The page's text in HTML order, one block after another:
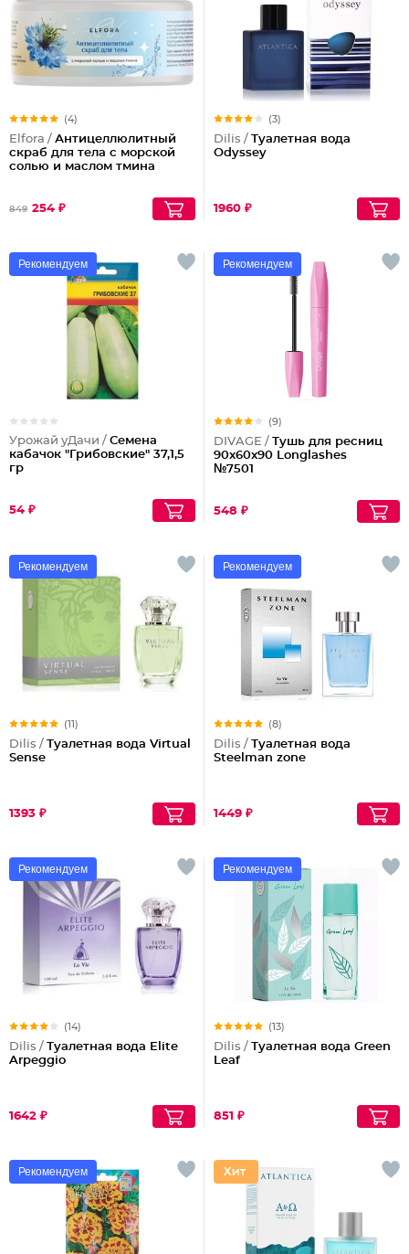
(4)
Elfora / Антицеллюлитный
скраб для тела с морской
солью и маслом тмина
849 254 ₽
(3)
Dilis / Туалетная вода
Odyssey
1960 ₽
Рекомендуем
Урожай уДачи / Семена
кабачок "Грибовские" 37,1,5
гр
54 ₽
Рекомендуем
(9)
DIVAGE / Тушь для ресниц
90x60x90 Longlashes
№7501
548 ₽
Рекомендуем
(11)
Dilis / Туалетная вода Virtual
Sense
1393 ₽
Рекомендуем
(8)
Dilis / Туалетная вода
Steelman zone
1449 ₽
Рекомендуем
(14)
Dilis / Туалетная вода Elite
Arpeggio
1642 ₽
Рекомендуем
(13)
Dilis / Туалетная вода Green
Leaf
851 ₽
Рекомендуем